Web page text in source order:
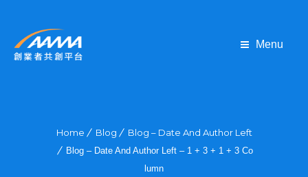
Menu
Home Blog Blog – Date And Author Left
Blog – Date And Author Left – 1 + 3 + 1 + 3 Co
lumn